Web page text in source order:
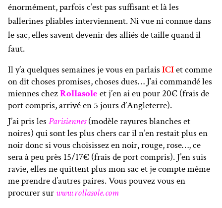
énormément, parfois c’est pas suffisant et là les
ballerines pliables interviennent. Ni vue ni connue dans
le sac, elles savent devenir des alliés de taille quand il
faut.
Il y’a quelques semaines je vous en parlais ICIet comme
on dit choses promises, choses dues… J’ai commandé les
miennes chezRollasole et j’en ai eu pour 20€ (frais de
port compris, arrivé en 5 jours d’Angleterre).
J’ai pris les Parisiennes(modèle rayures blanches et
noires) qui sont les plus chers car il n’en restait plus en
noir donc si vous choisissez en noir, rouge, rose…, ce
sera à peu près 15/17€ (frais de port compris). J’en suis
ravie, elles ne quittent plus mon sac et je compte même
me prendre d’autres paires. Vous pouvez vous en
procurer sur www.rollasole.com